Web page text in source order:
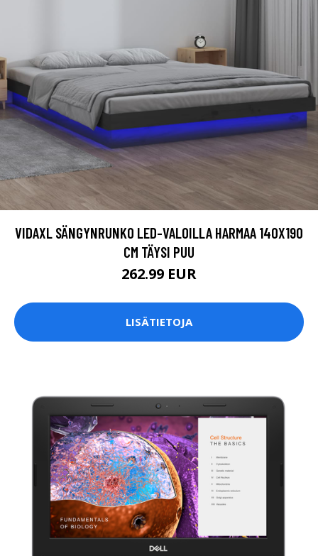
VIDAXL SÄNGYNRUNKO LED-VALOILLA HARMAA 140X190
CM TÄYSI PUU
262.99 EUR
LISÄTIETOJA